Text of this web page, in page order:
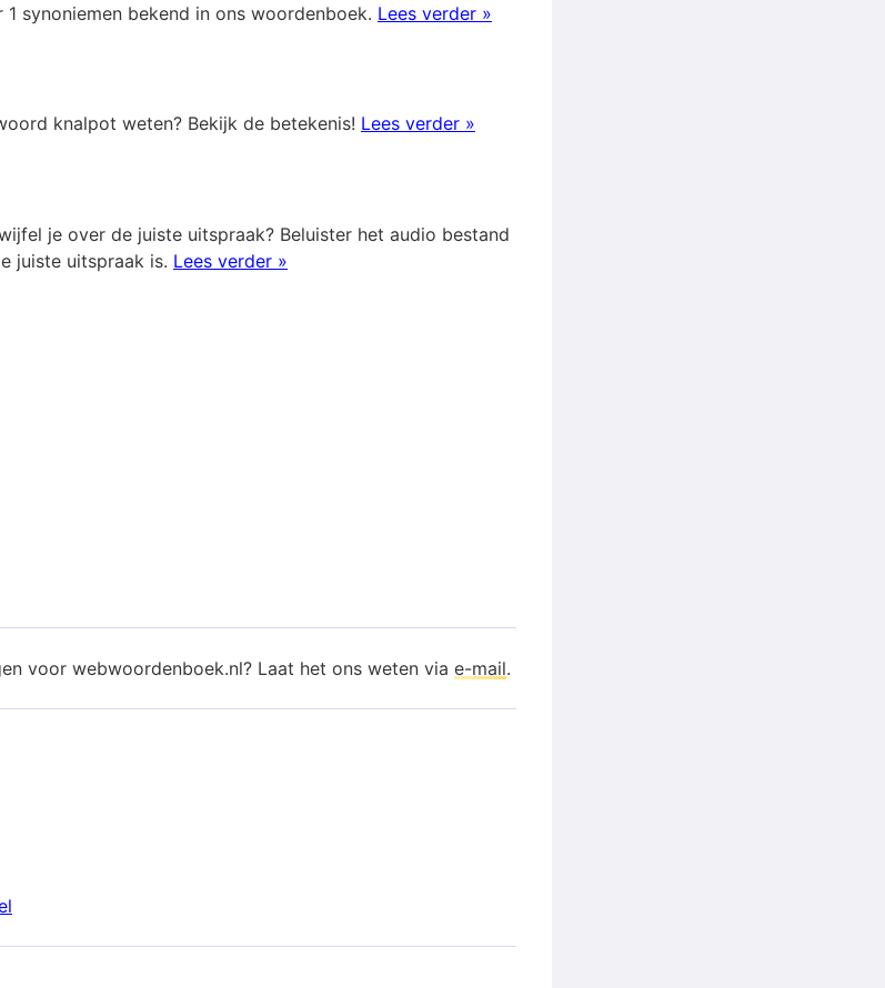
synoniemen bekend in ons woordenboek. Lees verder »
knalpot weten? Bekijk de betekenis! Lees verder »
je over de juiste uitspraak? Beluister het audio bestand
juiste uitspraak is. Lees verder »
voor webwoordenboek.nl? Laat het ons weten via e-mail.